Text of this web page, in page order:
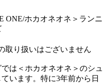
ONE/ホカオネオネ＞ランニ
取り扱いはございません
では＜ホカオネオネ＞のシュ
います。特に3年前から日